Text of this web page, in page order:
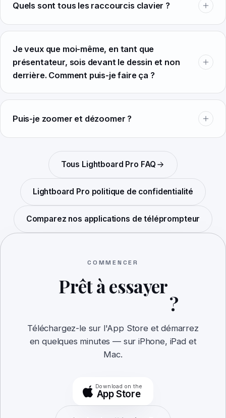
Quels sont tous les raccourcis clavier ?
Je veux que moi-même, en tant que
présentateur, sois devant le dessin et non
derrière. Comment puis-je faire ça ?
Puis-je zoomer et dézoomer ?
Tous Lightboard Pro FAQ
Lightboard Pro politique de confidentialité
Comparez nos applications de téléprompteur
COMMENCER
Prêt à essayer
Lightboard Pro ?
Téléchargez-le sur l'App Store et démarrez
en quelques minutes — sur iPhone, iPad et
Mac.
Download on the
App Store